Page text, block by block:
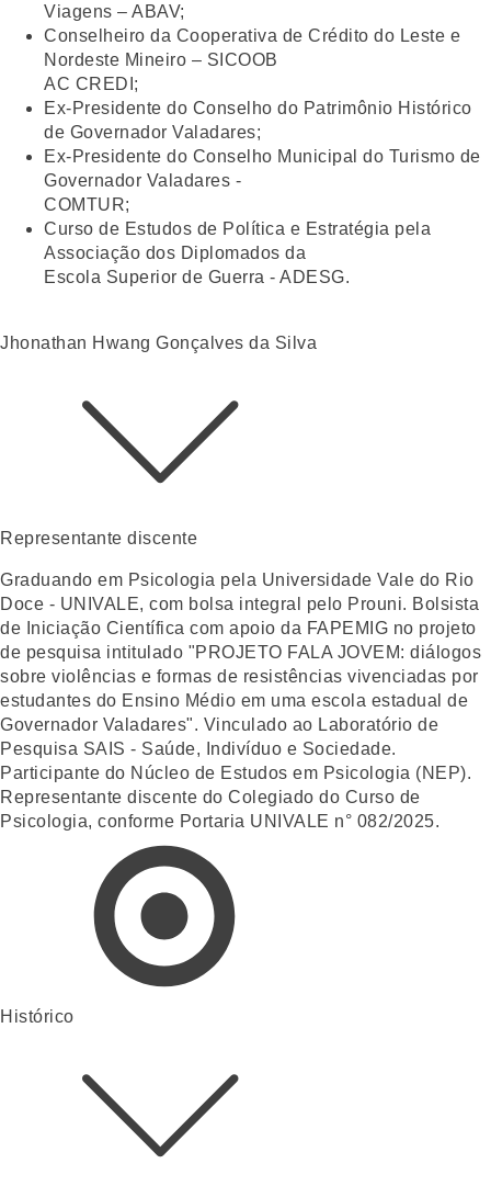
Viagens – ABAV;
Conselheiro da Cooperativa de Crédito do Leste e
Nordeste Mineiro – SICOOB
AC CREDI;
Ex-Presidente do Conselho do Patrimônio Histórico
de Governador Valadares;
Ex-Presidente do Conselho Municipal do Turismo de
Governador Valadares -
COMTUR;
Curso de Estudos de Política e Estratégia pela
Associação dos Diplomados da
Escola Superior de Guerra - ADESG.
Jhonathan Hwang Gonçalves da Silva
Representante discente
Graduando em Psicologia pela Universidade Vale do Rio
Doce - UNIVALE, com bolsa integral pelo Prouni. Bolsista
de Iniciação Científica com apoio da FAPEMIG no projeto
de pesquisa intitulado "PROJETO FALA JOVEM: diálogos
sobre violências e formas de resistências vivenciadas por
estudantes do Ensino Médio em uma escola estadual de
Governador Valadares". Vinculado ao Laboratório de
Pesquisa SAIS - Saúde, Indivíduo e Sociedade.
Participante do Núcleo de Estudos em Psicologia (NEP).
Representante discente do Colegiado do Curso de
Psicologia, conforme Portaria UNIVALE n° 082/2025.
Histórico